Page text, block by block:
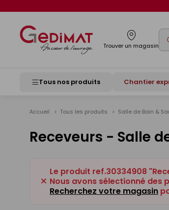
Trouver un magasin
Tous nos produits Chantier
Accueil Tous les produits Salle de Bain &
Receveurs - Salle
Le produit ref.30334908
Nous avons sélectionné des
Recherchez votre magasin